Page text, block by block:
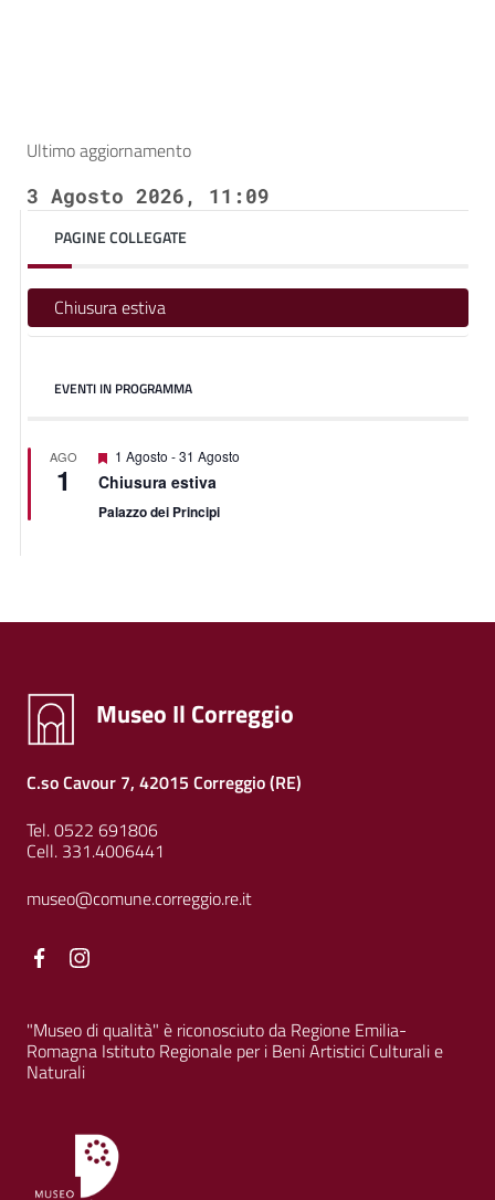
Ultimo aggiornamento
3 Agosto 2026, 11:09
PAGINE COLLEGATE
Chiusura estiva
EVENTI IN PROGRAMMA
AGO
1
Featured
1 Agosto -31 Agosto
Chiusura estiva
Palazzo dei Principi
Museo Il Correggio
C.so Cavour 7, 42015 Correggio (RE)
Tel. 0522 691806
Cell. 331.4006441
museo@comune.correggio.re.it
Facebook
"Museo di qualità" è riconosciuto da Regione Emilia-
Romagna Istituto Regionale per i Beni Artistici Culturali e
Naturali